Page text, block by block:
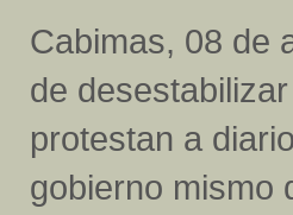
Cabimas, 08 de
de
protestan a
gobierno mismo